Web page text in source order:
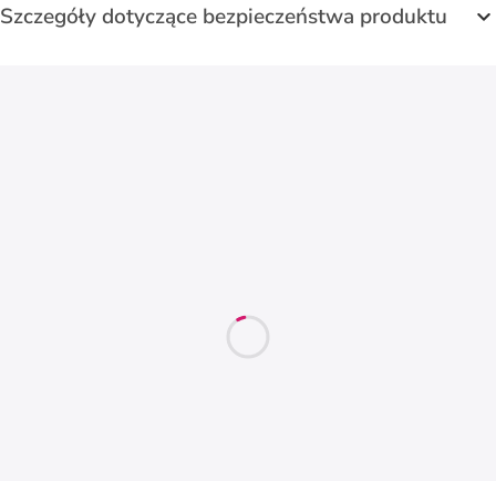
Szczegóły dotyczące bezpieczeństwa produktu